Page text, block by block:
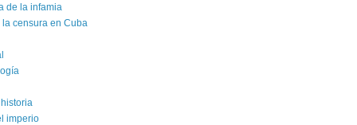
de la infamia
censura en Cuba
imperio